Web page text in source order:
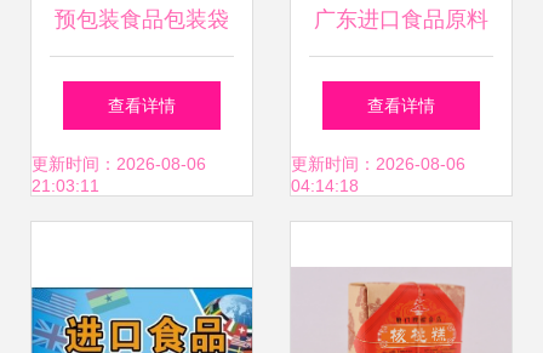
我们特别与定更的
情况频发的细致解
释课后我们有相当
开放的环节对本次
预包装食品包装袋
上的产品类型 类别
名称的内涵解析
查看详情
更新时间：2026-08-06
21:03:11
广东进口食品原料
与预包装食品报关
全流程解析
查看详情
更新时间：2026-08-06
04:14:18